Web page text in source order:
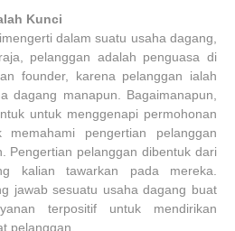
Kunci
dalam suatu usaha dagang,
pelanggan adalah penguasa di
founder, karena pelanggan ialah
dagang manapun. Bagaimanapun,
untuk menggenapi permohonan
memahami pengertian pelanggan
Pengertian pelanggan dibentuk dari
kalian tawarkan pada mereka.
jawab sesuatu usaha dagang buat
terpositif untuk mendirikan
pelanggan.